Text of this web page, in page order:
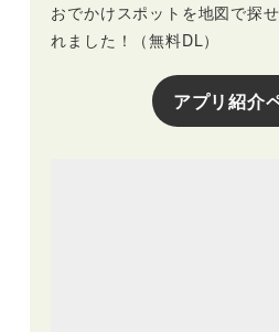
おでかけスポットを地図で探
れました！（無料DL）
アプリ紹介